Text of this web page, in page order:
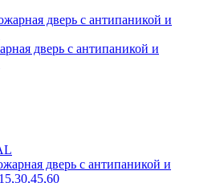
дверь с антипаникой и